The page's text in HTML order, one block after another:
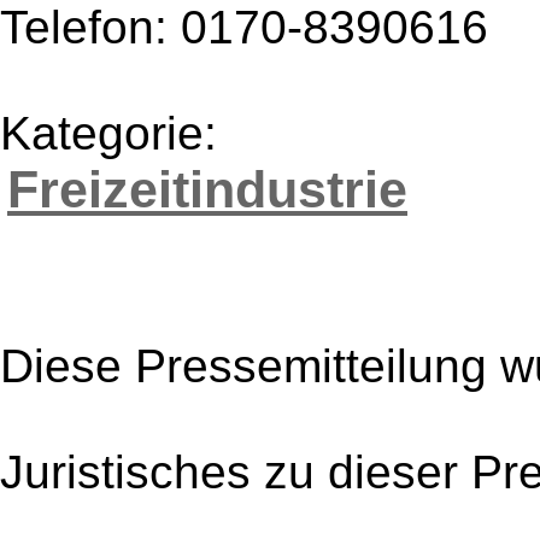
Telefon: 0170-8390616
Kategorie:
Freizeitindustrie
Diese Pressemitteilung
Juristisches zu dieser